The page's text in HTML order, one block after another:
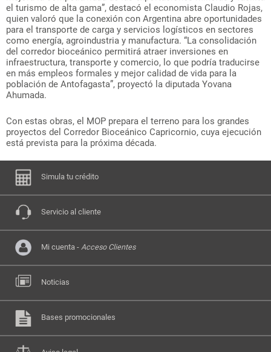
el turismo de alta gama”, destacó el economista Claudio Rojas,
quien valoró que la conexión con Argentina abre oportunidades
para el transporte de carga y servicios logísticos en sectores
como energía, agroindustria y manufactura. “La consolidación
del corredor bioceánico permitirá atraer inversiones en
infraestructura, transporte y comercio, lo que podría traducirse
en más empleos formales y mejor calidad de vida para la
población de Antofagasta”, proyectó la diputada Yovana
Ahumada.
Con estas obras, el MOP prepara el terreno para los grandes
proyectos del Corredor Bioceánico Capricornio, cuya ejecución
está prevista para la próxima década.
Simula tu crédito
Servicio al cliente
Mi cuenta - Acceso Clientes
Noticias
Bases promocionales